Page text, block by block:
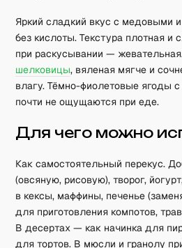
Яркий сладкий вкус с медовыми
без кислоты. Текстура плотная и
при раскусывании —
шелковицы, вяленая мягче и
влагу. Тёмно-фиолетовые ягоды
почти не ощущаются при еде.
Для чего можно
Как самостоятельный перекус.
(овсяную, рисовую), творог,
в кексы, маффины, печенье
для приготовления компотов,
В десертах — как начинка для
для тортов. В мюсли и гранолу